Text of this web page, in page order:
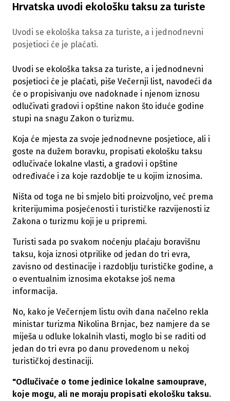
Hrvatska uvodi ekološku taksu za turiste
Uvodi se ekološka taksa za turiste, a i jednodnevni
posjetioci će je plaćati.
Uvodi se ekološka taksa za turiste, a i jednodnevni
posjetioci će je plaćati, piše Večernji list, navodeći da
će o propisivanju ove nadoknade i njenom iznosu
odlučivati gradovi i opštine nakon što iduće godine
stupi na snagu Zakon o turizmu.
Koja će mjesta za svoje jednodnevne posjetioce, ali i
goste na dužem boravku, propisati ekološku taksu
odlučivaće lokalne vlasti, a gradovi i opštine
određivaće i za koje razdoblje te u kojim iznosima.
Ništa od toga ne bi smjelo biti proizvoljno, već prema
kriterijumima posjećenosti i turističke razvijenosti iz
Zakona o turizmu koji je u pripremi.
Turisti sada po svakom noćenju plaćaju boravišnu
taksu, koja iznosi otprilike od jedan do tri evra,
zavisno od destinacije i razdoblju turističke godine, a
o eventualnim iznosima ekotakse još nema
informacija.
No, kako je Večernjem listu ovih dana načelno rekla
ministar turizma Nikolina Brnjac, bez namjere da se
miješa u odluke lokalnih vlasti, moglo bi se raditi od
jedan do tri evra po danu provedenom u nekoj
turističkoj destinaciji.
"Odlučivaće o tome jedinice lokalne samouprave,
koje mogu, ali ne moraju propisati ekološku taksu.